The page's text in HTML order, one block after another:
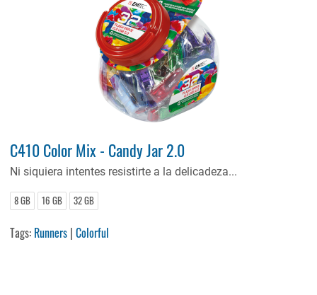
C410 Color Mix - Candy Jar 2.0
Ni siquiera intentes resistirte a la delicadeza...
8 GB 16 GB 32 GB
Tags: Runners |Colorful